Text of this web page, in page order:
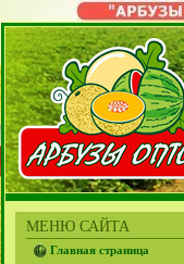
МЕНЮ САЙТА
Главная страница